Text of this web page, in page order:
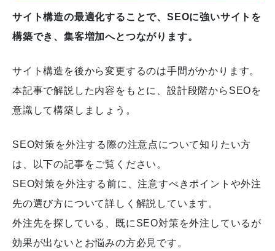
サイト構造の最適化することで、SEOに強いサイトを
構築でき、集客増加へとつながります。
サイト構造を後から変更するのは手間がかかります。
本記事で解説した内容をもとに、設計段階からSEOを
意識して構築しましょう。
SEO対策を外注する際の注意点について知りたい方
は、以下の記事をご覧ください。
SEO対策を外注する前に、注意すべきポイントや外注
先の選び方について詳しく解説しています。
外注先を探している、既にSEO対策を外注しているが
効果が出ないとお悩みの方必見です。